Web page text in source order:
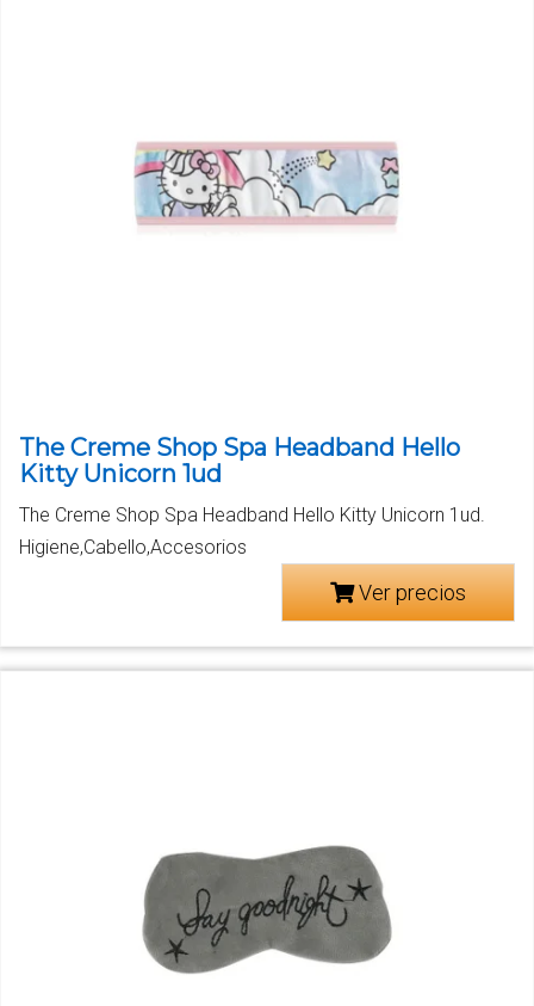
The Creme Shop Spa Headband Hello
Kitty Unicorn 1ud
The Creme Shop Spa Headband Hello Kitty Unicorn 1ud.
Higiene,Cabello,Accesorios
Ver precios